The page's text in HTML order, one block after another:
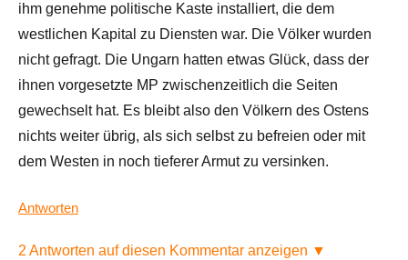
ihm genehme politische Kaste installiert, die dem
westlichen Kapital zu Diensten war. Die Völker wurden
nicht gefragt. Die Ungarn hatten etwas Glück, dass der
ihnen vorgesetzte MP zwischenzeitlich die Seiten
gewechselt hat. Es bleibt also den Völkern des Ostens
nichts weiter übrig, als sich selbst zu befreien oder mit
dem Westen in noch tieferer Armut zu versinken.
Antworten
2 Antworten auf diesen Kommentar anzeigen ▼